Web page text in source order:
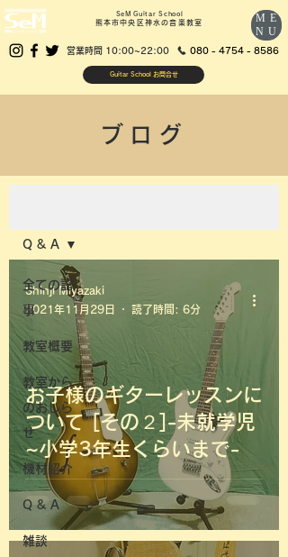
熊本市中央区神水の音楽教室
SeM Guitar School
Guitar School お問合せ
営業時間 10:00~22:00 080 - 4754 - 8586
ME
NU
ブログ
全ての記
事
教室概要
教室から
のおしら
せ
機材紹介
Q & A
雑談
Q & A
お子様のギターレッスンに
ついて [その２]-未就学児
~小学3年生くらいまで-
Shinji Miyazaki
2021年11月29日
読了時間: 6分